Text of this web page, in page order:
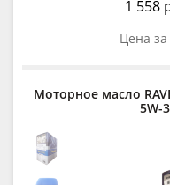
1 558
Цена
Моторное масло
5W-